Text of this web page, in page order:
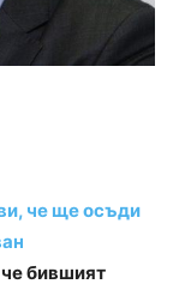
че ще осъди
бившият